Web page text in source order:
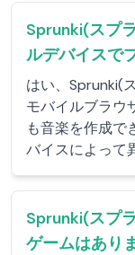
Sprunki(スプ
ルデバイスで
はい、Sprunki(
モバイルブラウ
も音楽を作成で
バイスによって
Sprunki(スプ
ゲームはあり